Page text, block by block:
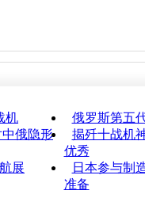
机
俄罗斯第五
俄隐形
揭歼十战机
优秀
展
日本参与制
准备